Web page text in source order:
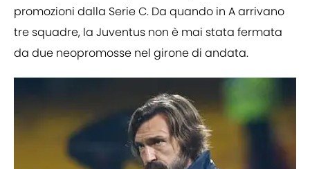
promozioni dalla Serie C. Da quando in A arrivano
tre squadre, la Juventus non è mai stata fermata
da due neopromosse nel girone di andata.